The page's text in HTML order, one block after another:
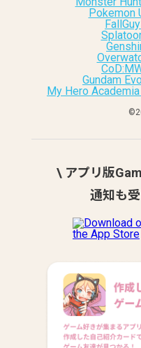
Pokemon
Gundam
My Hero
\ アプリ版
通知も